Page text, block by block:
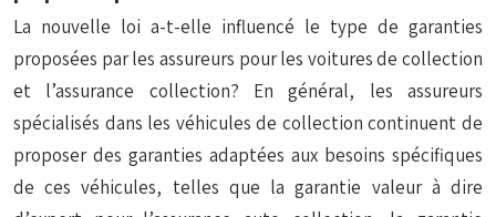
La nouvelle loi a-t-elle influencé le type de garanties
proposées par les assureurs pour les voitures de collection
et l’assurance collection? En général, les assureurs
spécialisés dans les véhicules de collection continuent de
proposer des garanties adaptées aux besoins spécifiques
de ces véhicules, telles que la garantie valeur à dire